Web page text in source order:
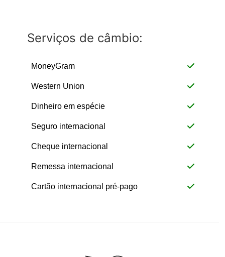
Serviços de câmbio:
MoneyGram
Western Union
Dinheiro em espécie
Seguro internacional
Cheque internacional
Remessa internacional
Cartão internacional pré-pago